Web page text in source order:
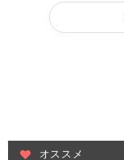
オススメ